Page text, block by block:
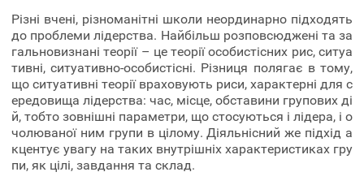
Різні вчені, різноманітні школи неординарно підходять
до проблеми лідерства. Найбільш розповсюджені та за
гальновизнані теорії – це теорії особистісних рис, ситуа
тивні, ситуативно-особистісні. Різниця полягає в тому,
що ситуативні теорії враховують риси, характерні для с
ередовища лідерства: час, місце, обставини групових ді
й, тобто зовнішні параметри, що стосуються і лідера, і о
чолюваної ним групи в цілому. Діяльнісний же підхід а
кцентує увагу на таких внутрішніх характеристиках гру
пи, як цілі, завдання та склад.